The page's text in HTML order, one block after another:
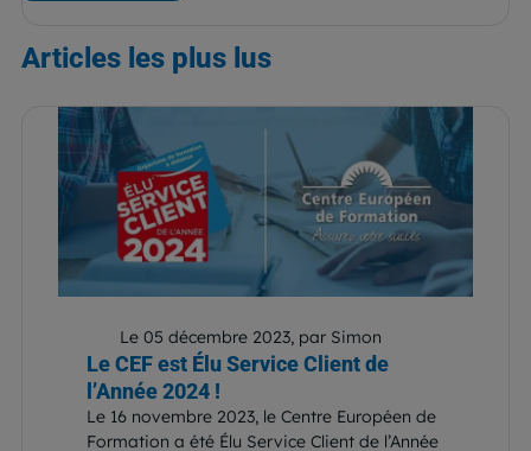
Articles les plus lus
Le 05 décembre 2023, par Simon
Le CEF est Élu Service Client de
l’Année 2024 !
Le 16 novembre 2023, le Centre Européen de
Formation a été Élu Service Client de l’Année